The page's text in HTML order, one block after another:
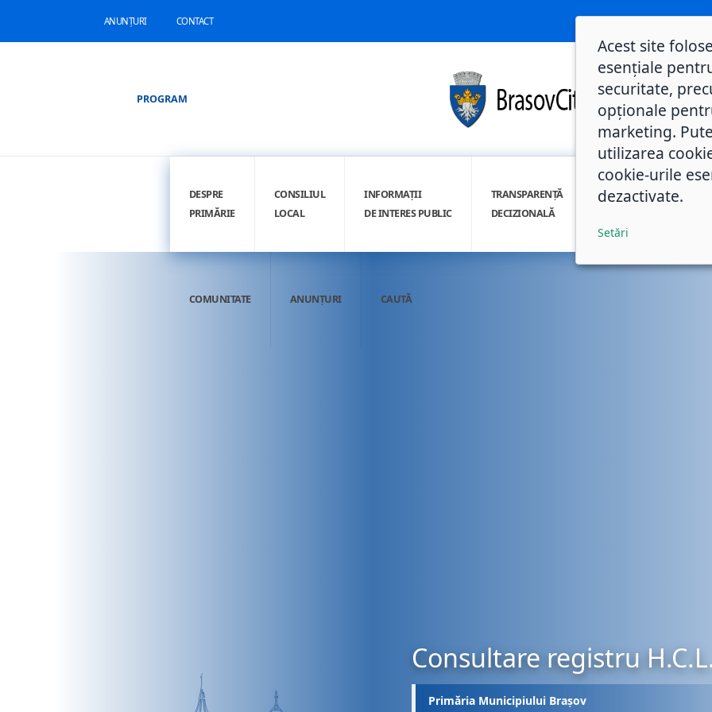
ANUNȚURI CONTACT
PROGRAM
DESPRE
PRIMĂRIE
CONSILIUL
LOCAL
INFORMAȚII
DE INTERES PUBLIC
TRANSPARENȚĂ
DECIZIONALĂ
INTEGRITATE
COMUNITATE ANUNȚURI CAUTĂ
Consultare registru
Primăria Municipiului Brașov
Acest site
esențiale
securitate,
opționale
marketing.
utilizarea
cookie-urile
dezactivate.
Setări